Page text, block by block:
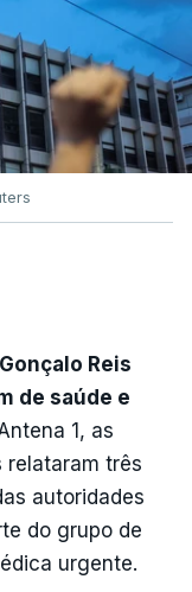
Reis
de saúde e
1, as
relataram três
autoridades
do grupo de
urgente.